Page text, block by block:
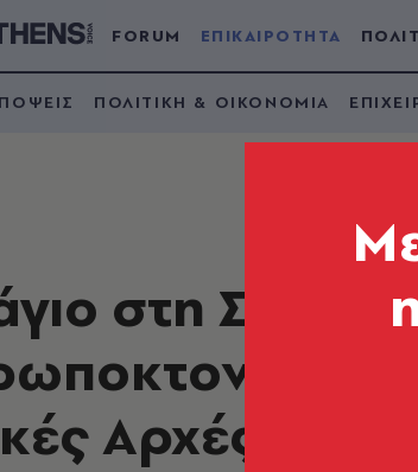
FORUM ΕΠΙΚΑΙΡΟΤΗΤΑ
ΠΟΛΙΤΙΚΗ & ΟΙΚΟΝΟΜΙΑ
στη
εξ
Αρχές